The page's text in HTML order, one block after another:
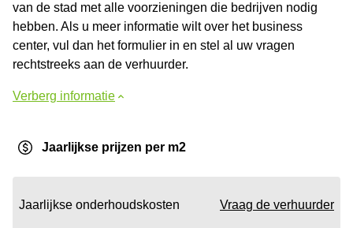
van de stad met alle voorzieningen die bedrijven nodig
hebben. Als u meer informatie wilt over het business
center, vul dan het formulier in en stel al uw vragen
rechtstreeks aan de verhuurder.
Verberg informatie
Jaarlijkse prijzen per m2
Jaarlijkse onderhoudskosten Vraag de verhuurder